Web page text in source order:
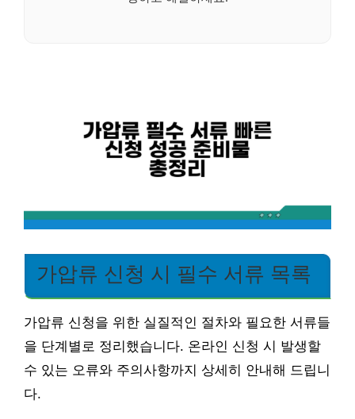
가압류 신청 시 필수 서류 목록
가압류 신청을 위한 실질적인 절차와 필요한 서류들
을 단계별로 정리했습니다. 온라인 신청 시 발생할
수 있는 오류와 주의사항까지 상세히 안내해 드립니
다.